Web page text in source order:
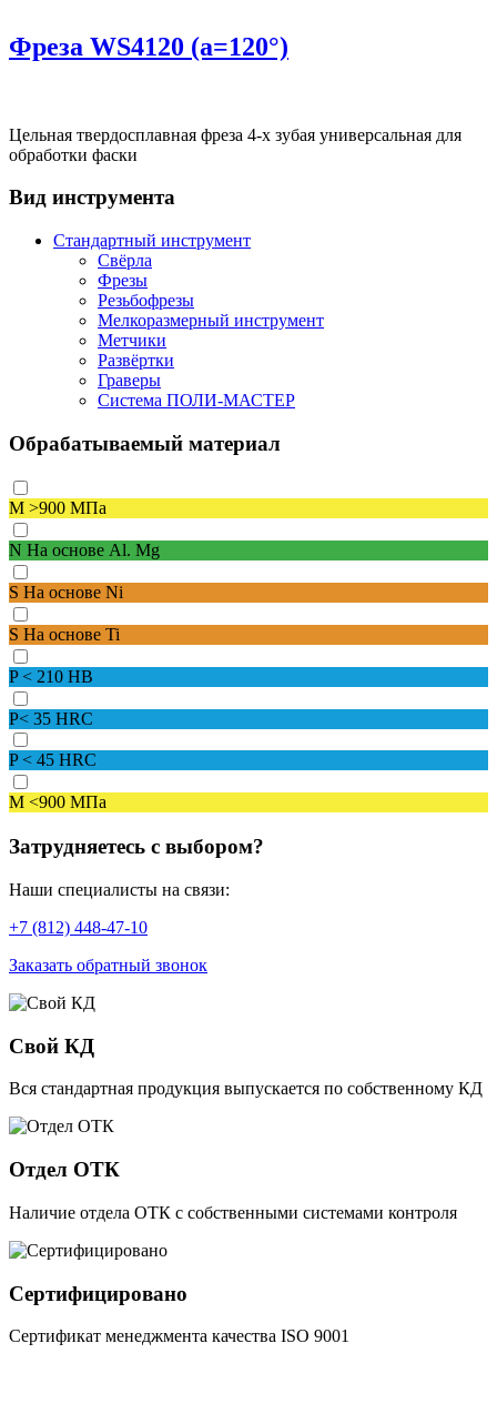
Фреза WS4120 (a=120°)
Цельная твердосплавная фреза 4-х зубая универсальная для
обработки фаски
Вид инструмента
Стандартный инструмент
Свёрла
Фрезы
Резьбофрезы
Мелкоразмерный инструмент
Метчики
Развёртки
Граверы
Система ПОЛИ-МАСТЕР
Обрабатываемый материал
M >900 МПа
N На основе Al. Mg
S На основе Ni
S На основе Ti
P< 210 HB
P< 35 HRC
P< 45 HRC
M <900 МПа
Затрудняетесь с выбором?
Наши специалисты на связи:
+7 (812) 448-47-10
Заказать обратный звонок
Свой КД
Вся стандартная продукция выпускается по собственному КД
Отдел ОТК
Наличие отдела ОТК с собственными системами контроля
Сертифицировано
Сертификат менеджмента качества ISO 9001